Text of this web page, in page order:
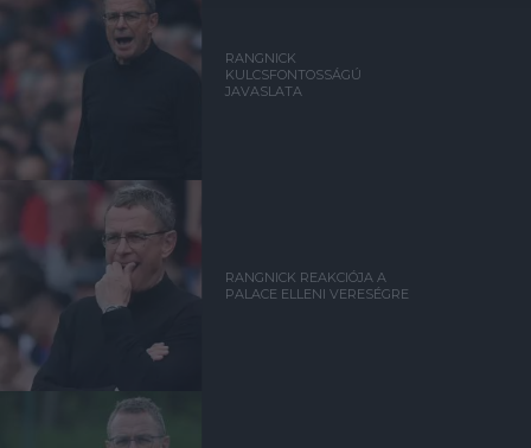
RANGNICK
KULCSFONTOSSÁGÚ
JAVASLATA
RANGNICK REAKCIÓJA A
PALACE ELLENI VERESÉGRE